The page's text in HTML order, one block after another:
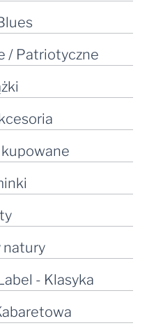
/ Patriotyczne
natury
- Klasyka